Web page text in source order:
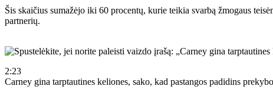
Šis skaičius sumažėjo iki 60 procentų, kurie teikia svarbą žmogaus
partnerių.
2:23
Carney gina tarptautines keliones, sako, kad pastangos padidins